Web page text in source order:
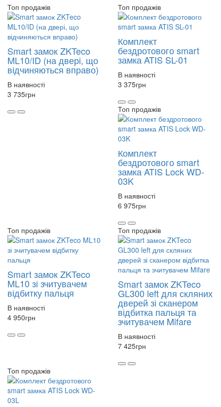
Топ продажів
Smart замок ZKTeco
ML10/ID (на двері, що
відчиняються вправо)
В наявності
3 735грн
Топ продажів
Комплект
бездротового smart
замка ATIS SL-01
В наявності
3 375грн
Топ продажів
Комплект
бездротового smart
замка ATIS Lock WD-
03K
В наявності
6 975грн
Топ продажів
Smart замок ZKTeco
ML10 зі зчитувачем
відбитку пальця
В наявності
4 950грн
Топ продажів
Smart замок ZKTeco
GL300 left для скляних
дверей зі сканером
відбитка пальця та
зчитувачем Mifare
В наявності
7 425грн
Топ продажів